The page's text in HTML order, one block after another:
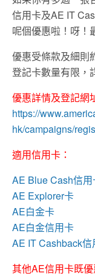
信用卡及AE IT
呢個優惠啦！呀！
優惠受條款及細則
登記卡數量有限，
優惠詳情及登記網
https://
hk/campaigns/
適用信用卡：
AE Blue Cash信用
AE Explorer卡
AE白金卡
AE白金信用卡
AE IT Cashback信
其他AE信用卡既